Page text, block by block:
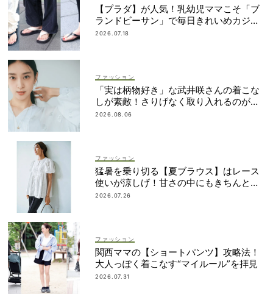
【プラダ】が人気！乳幼児ママこそ「ブ
ランドビーサン」で毎日きれいめカジュ
アルが叶う
2026.07.18
ファッション
「実は柄物好き」な武井咲さんの着こな
しが素敵！さりげなく取り入れるのが気
分
2026.08.06
ファッション
猛暑を乗り切る【夏ブラウス】はレース
使いが涼しげ！甘さの中にもきちんと感
を
2026.07.26
ファッション
関西ママの【ショートパンツ】攻略法！
大人っぽく着こなす“マイルール”を拝見
2026.07.31